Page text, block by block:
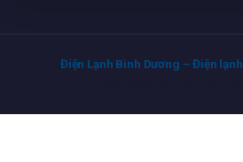
Điện Lạnh Bình Dương – Điện